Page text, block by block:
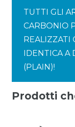
TUTTI GLI
CARBONIO
REALIZZATI
IDENTICA A
(PLAIN)!
Prodotti